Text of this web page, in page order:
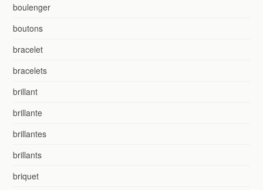
boulenger
boutons
bracelet
bracelets
brillant
brillante
brillantes
brillants
briquet